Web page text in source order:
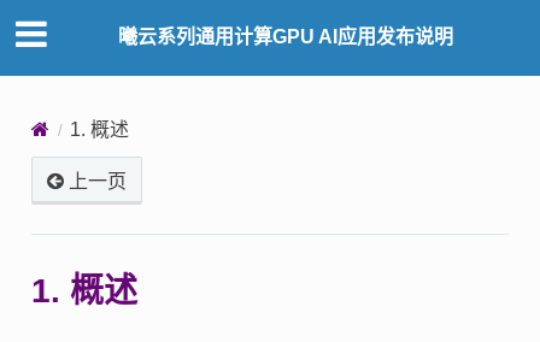
曦云系列通用计算GPU AI应用发布说明
1. 概述
上一页
1. 概述